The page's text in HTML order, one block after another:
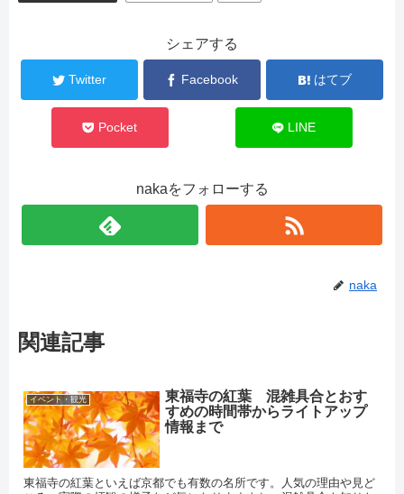
シェアする
Twitter Facebook はてブ
Pocket LINE
nakaをフォローする
naka
関連記事
イベント・観光
東福寺の紅葉 混雑具合とおす
すめの時間帯からライトアップ
情報まで
東福寺の紅葉といえば京都でも有数の名所です。人気の理由や見ど